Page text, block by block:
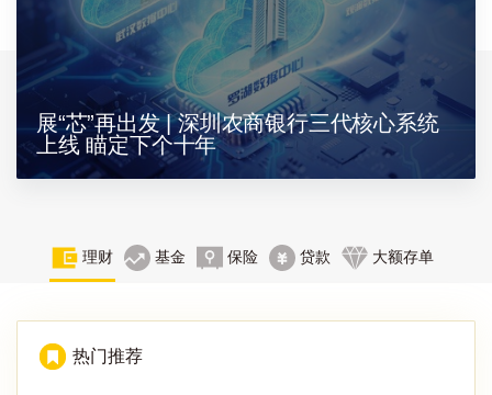
展“芯”再出发 | 深圳农商银行三代核心系统
上线 瞄定下个十年
理财 基金 保险 贷款 大额存单
热门推荐